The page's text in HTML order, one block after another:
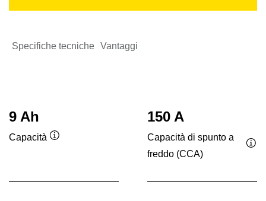
Specifiche tecniche Vantaggi
9 Ah
Capacità
150 A
Capacità di spunto a
freddo (CCA)